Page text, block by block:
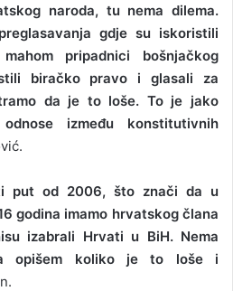
naroda, tu nema dilema.
gdje su iskoristili
pripadnici bošnjačkog
biračko pravo i glasali za
da je to loše. To je jako
između konstitutivnih
put od 2006, što znači da u
godina imamo hrvatskog člana
izabrali Hrvati u BiH. Nema
opišem koliko je to loše i